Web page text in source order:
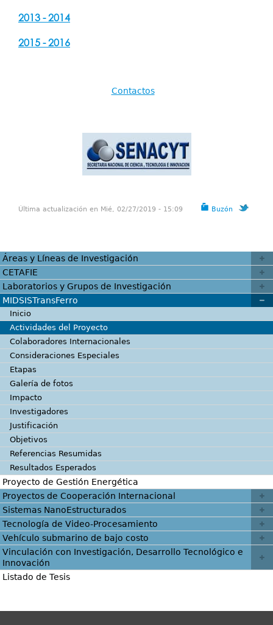
2013 - 2014
2015 - 2016
Contactos
Buzón
Última actualización en Mié, 02/27/2019 - 15:09
Áreas y Líneas de Investigación
CETAFIE
Laboratorios y Grupos de Investigación
MIDSISTransFerro
Inicio
Actividades del Proyecto
Colaboradores Internacionales
Consideraciones Especiales
Etapas
Galería de fotos
Impacto
Investigadores
Justificación
Objetivos
Referencias Resumidas
Resultados Esperados
Proyecto de Gestión Energética
Proyectos de Cooperación Internacional
Sistemas NanoEstructurados
Tecnología de Video-Procesamiento
Vehículo submarino de bajo costo
Vinculación con Investigación, Desarrollo Tecnológico e
Innovación
Listado de Tesis